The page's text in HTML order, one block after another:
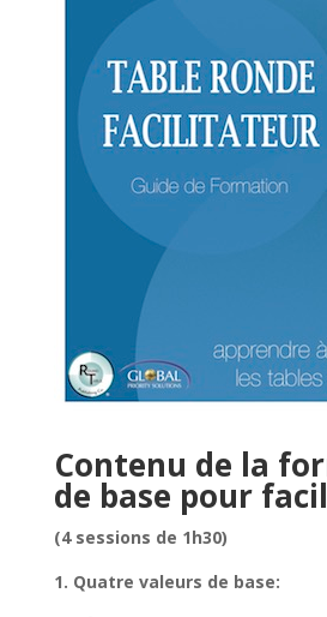
Contenu de la
de base pour
(4 sessions de 1h30)
1. Quatre valeurs de base: